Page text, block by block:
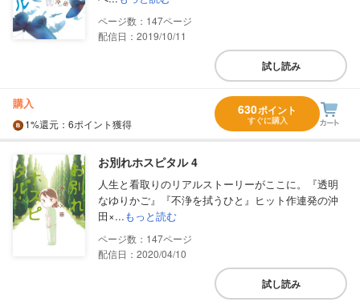
147
配信日：2019/10/11
試し読み
購入
1%還元 ：6ポイント獲得
630ポイント
すぐに購入
お別れホスピタル 4
人生と看取りのリアルストーリーがここに。『透明
なゆりかご』『不浄を拭うひと』ヒット作連発の沖
田×...もっと読む
147
配信日：2020/04/10
試し読み